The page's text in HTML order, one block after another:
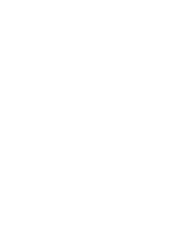
თანდართული
მომსახურების